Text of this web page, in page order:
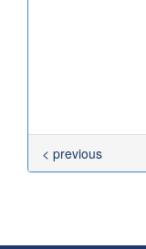
< previous